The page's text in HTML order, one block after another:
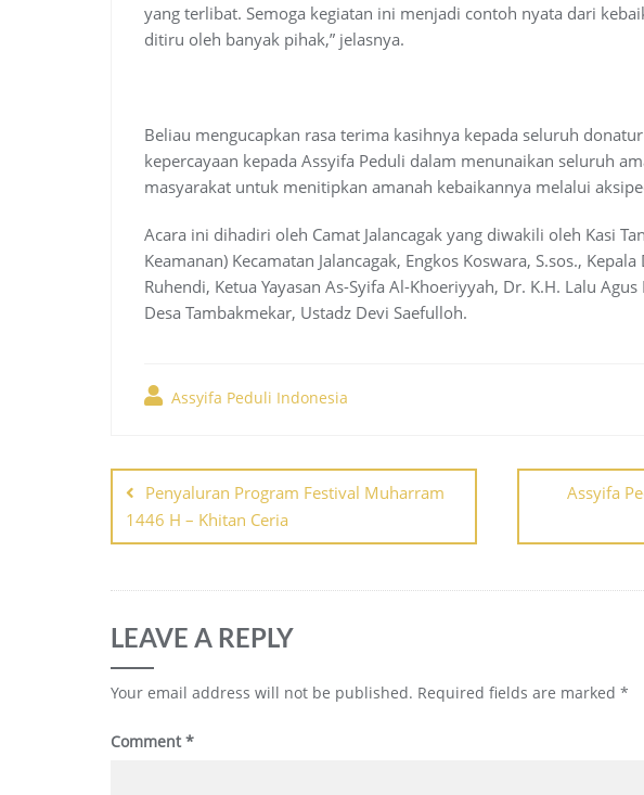
yang terlibat. Semoga kegiatan ini menjadi contoh nyata dari
ditiru oleh banyak pihak,” jelasnya.
Beliau mengucapkan rasa terima kasihnya kepada seluruh
kepercayaan kepada Assyifa Peduli dalam menunaikan seluruh
masyarakat untuk menitipkan amanah kebaikannya melalui
Acara ini dihadiri oleh Camat Jalancagak yang diwakili oleh Kasi
Keamanan) Kecamatan Jalancagak, Engkos Koswara, S.sos.,
Ruhendi, Ketua Yayasan As-Syifa Al-Khoeriyyah, Dr. K.H. Lalu
Desa Tambakmekar, Ustadz Devi Saefulloh.
Assyifa Peduli Indonesia
Post
navigation
Penyaluran Program Festival Muharram
1446 H – Khitan Ceria
Assyifa
LEAVE A REPLY
Your email address will not be published. Required fields are marked *
Comment*